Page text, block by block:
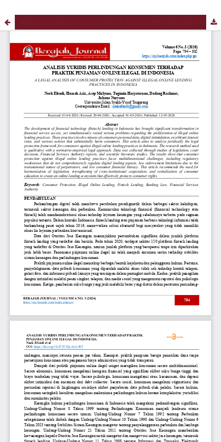
ANALISIS YURIDIS PERLINDUNGAN KONSUMEN TERHADAP PRAKTIK PINJAMAN ONLINE ILEGAL DI INDONESIA